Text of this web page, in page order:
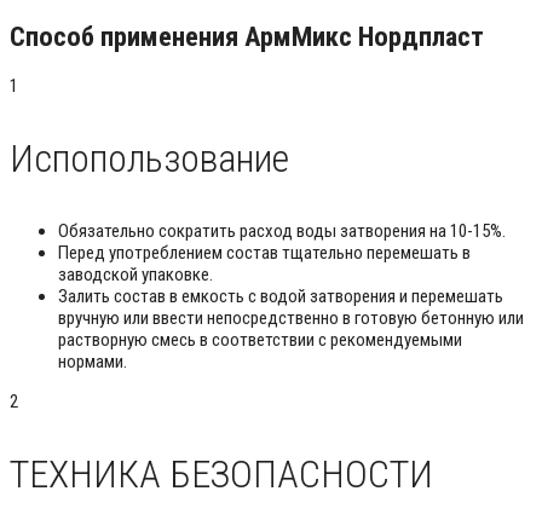
Способ применения АрмМикс Нордпласт
1
Испопользование
Обязательно сократить расход воды затворения на 10-15%.
Перед употреблением состав тщательно перемешать в
заводской упаковке.
Залить состав в емкость с водой затворения и перемешать
вручную или ввести непосредственно в готовую бетонную или
растворную смесь в соответствии с рекомендуемыми
нормами.
2
ТЕХНИКА БЕЗОПАСНОСТИ